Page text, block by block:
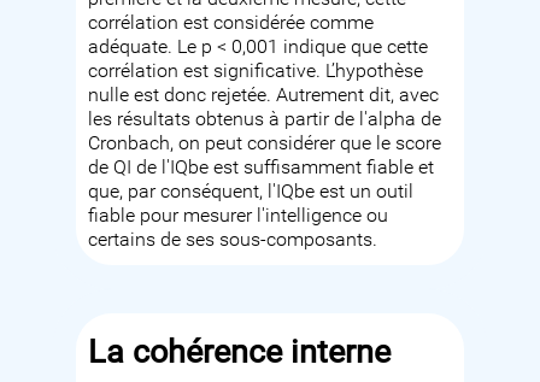
corrélation est considérée comme
adéquate. Le p < 0,001 indique que cette
corrélation est significative. L’hypothèse
nulle est donc rejetée. Autrement dit, avec
les résultats obtenus à partir de l'alpha de
Cronbach, on peut considérer que le score
de QI de l'IQbe est suffisamment fiable et
que, par conséquent, l'IQbe est un outil
fiable pour mesurer l'intelligence ou
certains de ses sous-composants.
La cohérence interne